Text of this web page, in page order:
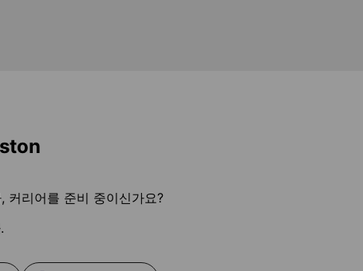
커리어를 준비 중이신가요?